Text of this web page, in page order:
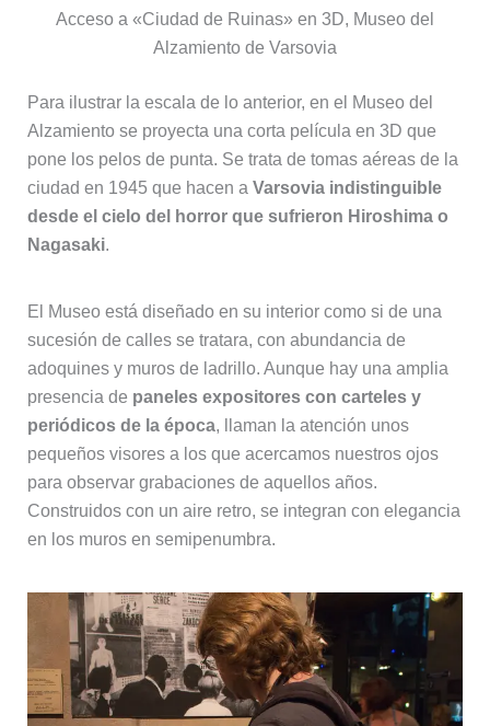
Acceso a «Ciudad de Ruinas» en 3D, Museo del
Alzamiento de Varsovia
Para ilustrar la escala de lo anterior, en el Museo del
Alzamiento se proyecta una corta película en 3D que
pone los pelos de punta. Se trata de tomas aéreas de la
ciudad en 1945 que hacen a Varsovia indistinguible
desde el cielo del horror que sufrieron Hiroshima o
Nagasaki.
El Museo está diseñado en su interior como si de una
sucesión de calles se tratara, con abundancia de
adoquines y muros de ladrillo. Aunque hay una amplia
presencia de paneles expositores con carteles y
periódicos de la época, llaman la atención unos
pequeños visores a los que acercamos nuestros ojos
para observar grabaciones de aquellos años.
Construidos con un aire retro, se integran con elegancia
en los muros en semipenumbra.